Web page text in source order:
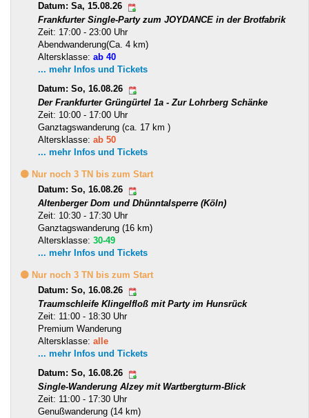
Datum: Sa, 15.08.26
Frankfurter Single-Party zum JOYDANCE in der Brotfabrik
Zeit: 17:00 - 23:00 Uhr
Abendwanderung(Ca. 4 km)
Altersklasse: ab 40
... mehr Infos und Tickets
Datum: So, 16.08.26
Der Frankfurter Grüngürtel 1a - Zur Lohrberg Schänke
Zeit: 10:00 - 17:00 Uhr
Ganztagswanderung (ca. 17 km )
Altersklasse: ab 50
... mehr Infos und Tickets
🟡 Nur noch 3 TN bis zum Start
Datum: So, 16.08.26
Altenberger Dom und Dhünntalsperre (Köln)
Zeit: 10:30 - 17:30 Uhr
Ganztagswanderung (16 km)
Altersklasse: 30-49
... mehr Infos und Tickets
🟡 Nur noch 3 TN bis zum Start
Datum: So, 16.08.26
Traumschleife Klingelfloß mit Party im Hunsrück
Zeit: 11:00 - 18:30 Uhr
Premium Wanderung
Altersklasse: alle
... mehr Infos und Tickets
Datum: So, 16.08.26
Single-Wanderung Alzey mit Wartbergturm-Blick
Zeit: 11:00 - 17:30 Uhr
Genußwanderung (14 km)